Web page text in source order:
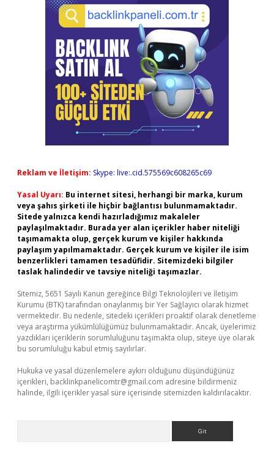
Reklam ve İletişim: Skype: live:.cid.575569c608265c69
Yasal Uyarı: Bu internet sitesi, herhangi bir marka, kurum
veya şahıs şirketi ile hiçbir bağlantısı bulunmamaktadır.
Sitede yalnızca kendi hazırladığımız makaleler
paylaşılmaktadır. Burada yer alan içerikler haber niteliği
taşımamakta olup, gerçek kurum ve kişiler hakkında
paylaşım yapılmamaktadır. Gerçek kurum ve kişiler ile isim
benzerlikleri tamamen tesadüfidir. Sitemizdeki bilgiler
taslak halindedir ve tavsiye niteliği taşımazlar.
Sitemiz, 5651 Sayılı Kanun gereğince Bilgi Teknolojileri ve İletişim
Kurumu (BTK) tarafından onaylanmış bir Yer Sağlayıcı olarak hizmet
vermektedir. Bu nedenle, sitedeki içerikleri proaktif olarak denetleme
veya araştırma yükümlülüğümüz bulunmamaktadır. Ancak, üyelerimiz
yazdıkları içeriklerin sorumluluğunu taşımakta olup, siteye üye olarak
bu sorumluluğu kabul etmiş sayılırlar.
Hukuka ve yasal düzenlemelere aykırı olduğunu düşündüğünüz
içerikleri, backlinkpanelicomtr@gmail.com adresine bildirmeniz
halinde, ilgili içerikler yasal süre içerisinde sitemizden kaldırılacaktır.